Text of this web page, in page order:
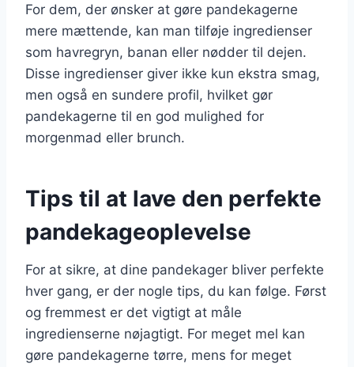
For dem, der ønsker at gøre pandekagerne
mere mættende, kan man tilføje ingredienser
som havregryn, banan eller nødder til dejen.
Disse ingredienser giver ikke kun ekstra smag,
men også en sundere profil, hvilket gør
pandekagerne til en god mulighed for
morgenmad eller brunch.
Tips til at lave den perfekte
pandekageoplevelse
For at sikre, at dine pandekager bliver perfekte
hver gang, er der nogle tips, du kan følge. Først
og fremmest er det vigtigt at måle
ingredienserne nøjagtigt. For meget mel kan
gøre pandekagerne tørre, mens for meget